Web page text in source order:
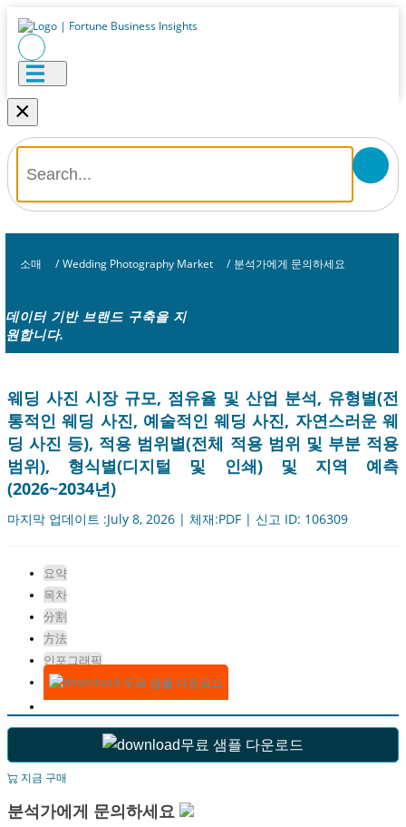
×
소매 / Wedding Photography Market / 분석가에게 문의하세요
데이터 기반 브랜드 구축을 지
원합니다.
웨딩 사진 시장 규모, 점유율 및 산업 분석, 유형별(전
통적인 웨딩 사진, 예술적인 웨딩 사진, 자연스러운 웨
딩 사진 등), 적용 범위별(전체 적용 범위 및 부분 적용
범위), 형식별(디지털 및 인쇄) 및 지역 예측
(2026~2034년)
마지막 업데이트 :July 8, 2026 | 체재:PDF | 신고 ID: 106309
요약
목차
分割
方法
인포그래픽
무료 샘플 다운로드
무료 샘플 다운로드
지금 구매
분석가에게 문의하세요